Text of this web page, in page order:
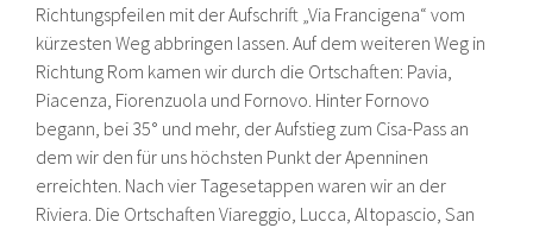
Richtungspfeilen mit der Aufschrift „Via Francigena“ vom
kürzesten Weg abbringen lassen. Auf dem weiteren Weg in
Richtung Rom kamen wir durch die Ortschaften: Pavia,
Piacenza, Fiorenzuola und Fornovo. Hinter Fornovo
begann, bei 35° und mehr, der Aufstieg zum Cisa-Pass an
dem wir den für uns höchsten Punkt der Apenninen
erreichten. Nach vier Tagesetappen waren wir an der
Riviera. Die Ortschaften Viareggio, Lucca, Altopascio, San